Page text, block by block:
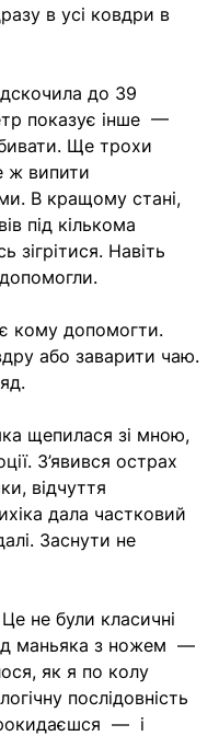
в усі ковдри в
до 39
показує інше —
Ще трохи
ж випити
В кращому стані,
під кількома
Навіть
кому допомогти.
або заварити чаю.
щепилася зі мною,
З’явився острах
відчуття
дала частковий
Заснути не
не були класичні
маньяка з ножем —
як я по колу
послідовність
— і